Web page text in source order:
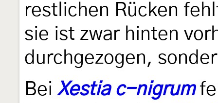
restlichen Rücken
sie ist zwar hinten
durchgezogen,
BeiXestia c-nigrum